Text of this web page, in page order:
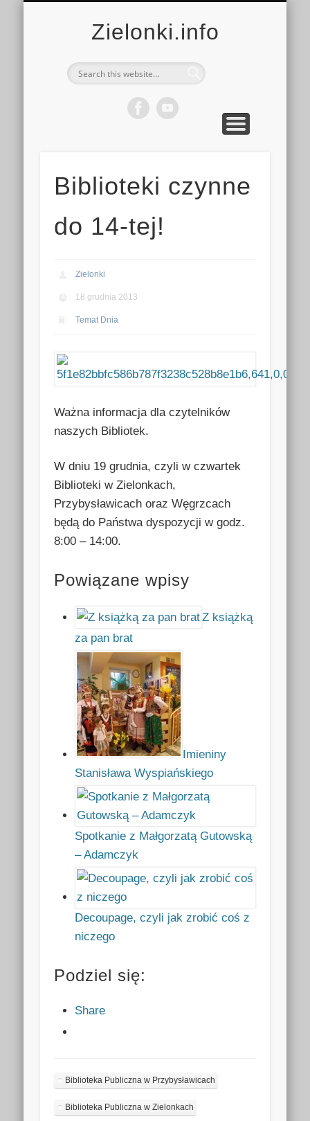
Zielonki.info
Biblioteki czynne
do 14-tej!
Zielonki
18 grudnia 2013
Temat Dnia
Ważna informacja dla czytelników
naszych Bibliotek.
W dniu 19 grudnia, czyli w czwartek
Biblioteki w Zielonkach,
Przybysławicach oraz Węgrzcach
będą do Państwa dyspozycji w godz.
8:00 – 14:00.
Powiązane wpisy
Z książką
za pan brat
Imieniny
Stanisława Wyspiańskiego
Spotkanie z Małgorzatą Gutowską
– Adamczyk
Decoupage, czyli jak zrobić coś z
niczego
Podziel się:
Share
Biblioteka Publiczna w Przybysławicach
Biblioteka Publiczna w Zielonkach